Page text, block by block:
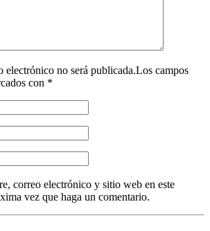
electrónico no será publicada.Los campos
con *
correo electrónico y sitio web en este
vez que haga un comentario.